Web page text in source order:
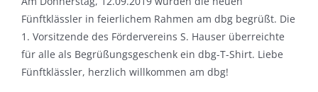
Fünftklässler in feierlichem Rahmen am dbg begrüßt. Die
1. Vorsitzende des Fördervereins S. Hauser überreichte
für alle als Begrüßungsgeschenk ein dbg-T-Shirt. Liebe
Fünftklässler, herzlich willkommen am dbg!